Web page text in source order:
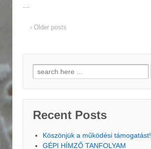
‹ Older posts
Search for:
Recent Posts
Köszönjük a működési támogatást!
GÉPI HÍMZŐ TANFOLYAM